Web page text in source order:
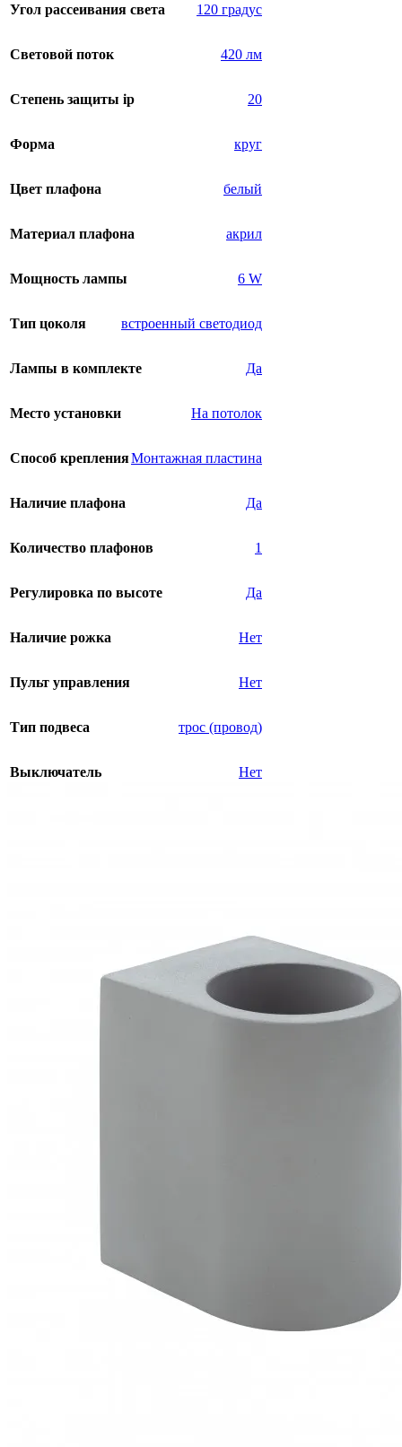
Угол рассеивания света 120 градус
Световой поток 420 лм
Степень защиты ip 20
Форма круг
Цвет плафона белый
Материал плафона акрил
Мощность лампы 6 W
Тип цоколя встроенный светодиод
Лампы в комплекте Да
Место установки На потолок
Способ крепленияМонтажная пластина
Наличие плафона Да
Количество плафонов 1
Регулировка по высоте Да
Наличие рожка Нет
Пульт управления Нет
Тип подвеса трос (провод)
Выключатель Нет